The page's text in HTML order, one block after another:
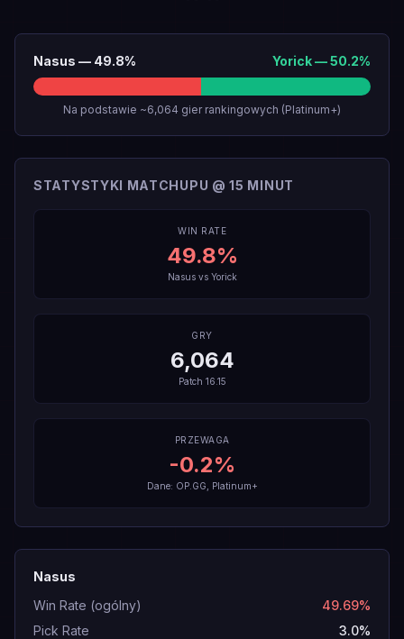
Nasus — 49.8% Yorick—50.2%
Na podstawie ~6,064 gier rankingowych (Platinum+)
STATYSTYKI MATCHUPU @ 15 MINUT
WIN RATE
49.8%
Nasusvs Yorick
GRY
6,064
Patch 16.15
PRZEWAGA
-0.2%
Dane: OP.GG, Platinum+
Nasus
Win Rate (ogólny)
49.69%
Pick Rate
3.0%